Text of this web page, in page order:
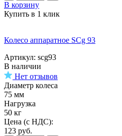
В корзину
Купить в 1 клик
Колесо аппаратное SCg 93
Артикул: scg93
В наличии
Нет отзывов
Диаметр колеса
75 мм
Нагрузка
50 кг
Цена (с НДС):
123 руб.